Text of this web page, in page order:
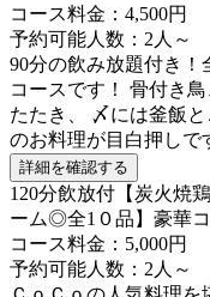
コース料金：4,500円
予約可能人数：2人～
90分の飲み放題付き
コースです！ 骨付き
たたき、 〆には釜飯
のお料理が目白押しで
詳細を確認する
120分飲放付【炭火焼
ーム◎全1０品】豪華コ
コース料金：5,000円
予約可能人数：2人～